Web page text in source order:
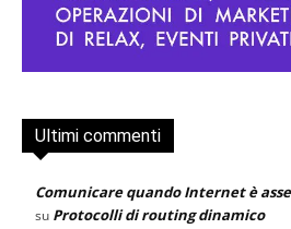
Ultimi commenti
Comunicare quando Internet è
su Protocolli di routing dinamico